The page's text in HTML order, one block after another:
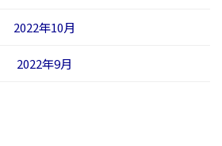
2022年10月
2022年9月